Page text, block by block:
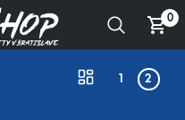
0
1 2